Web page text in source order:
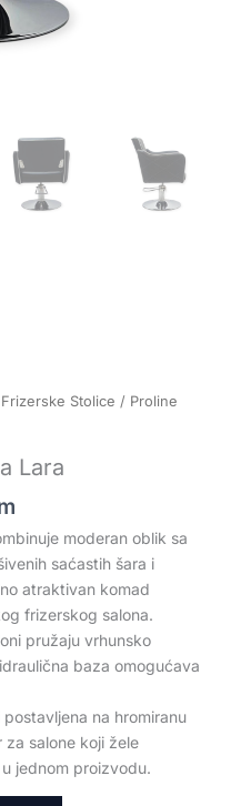
Frizerske Stolice / Proline
Lara
moderan oblik sa
saćastih šara i
atraktivan komad
frizerskog salona.
pružaju vrhunsko
baza omogućava
na hromiranu
salone koji žele
jednom proizvodu.